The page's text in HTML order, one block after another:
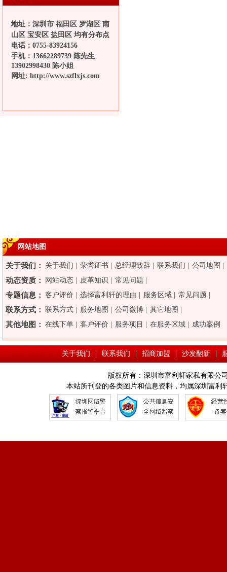
地址：深圳市 福田区 罗湖区 南
山区 宝安区 盐田区 均有分布点
电话： 0755-83924156
手机：13662289739 陈先生
13902998430 陈小姐
网址: http://www.szflxjs.com
网站地图
关于我们： 关于我们 荣誉证书 总经理致辞 联系我们 公司地图
动态资质： 网站动态 皮革知识 常见问题
专题信息： 客户评价 选择富利轩的理由 服务区域 常见问题
联系方式： 联系方式 服务地图 公司微博 其它地图
其他地图： 在线下单 客户评价 服务项目 在服务区域 成功案例
关于我们 | 联系我们 | 招商加盟 | 沙发翻新 |
版权所有：深圳市富利轩家私有限公
本站所刊登的各类图片和信息资料，均属深圳富